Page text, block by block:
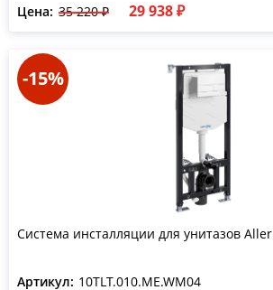
Цена: 35 220 ₽ 29 938 ₽
-15%
Система инсталляции для унитазов Aller
Артикул: 10TLT.010.ME.WM04